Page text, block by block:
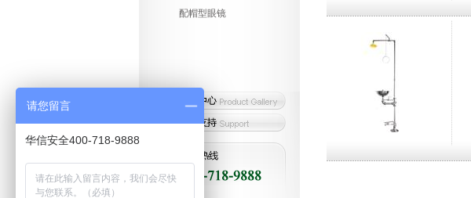
配帽型眼镜
请您留言
华信安全400-718-9888